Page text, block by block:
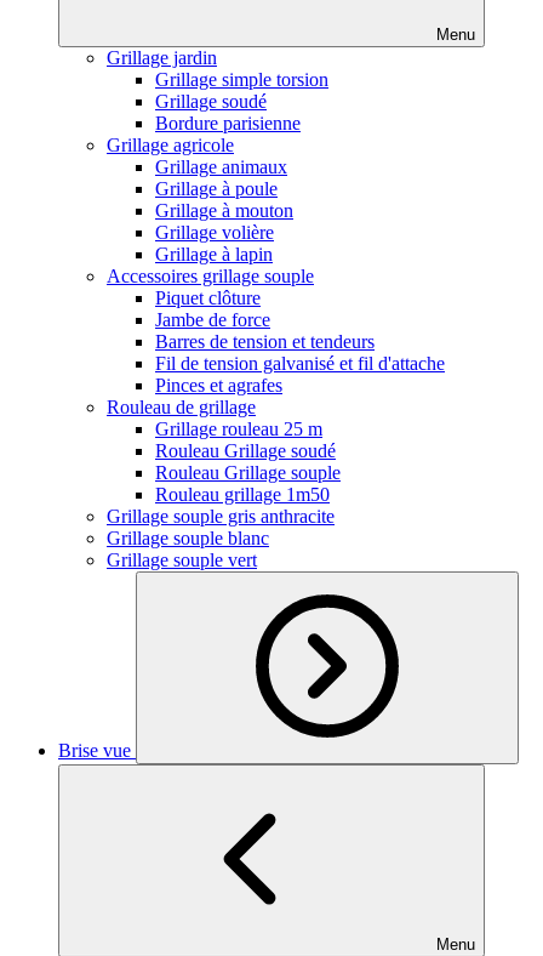
Menu
Grillage jardin
Grillage simple torsion
Grillage soudé
Bordure parisienne
Grillage agricole
Grillage animaux
Grillage à poule
Grillage à mouton
Grillage volière
Grillage à lapin
Accessoires grillage souple
Piquet clôture
Jambe de force
Barres de tension et tendeurs
Fil de tension galvanisé et fil d'attache
Pinces et agrafes
Rouleau de grillage
Grillage rouleau 25 m
Rouleau Grillage soudé
Rouleau Grillage souple
Rouleau grillage 1m50
Grillage souple gris anthracite
Grillage souple blanc
Grillage souple vert
Brise vue
Menu